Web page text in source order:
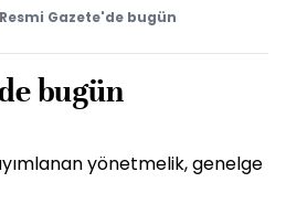
Resmi Gazete'de bugün
bugün
yönetmelik, genelge